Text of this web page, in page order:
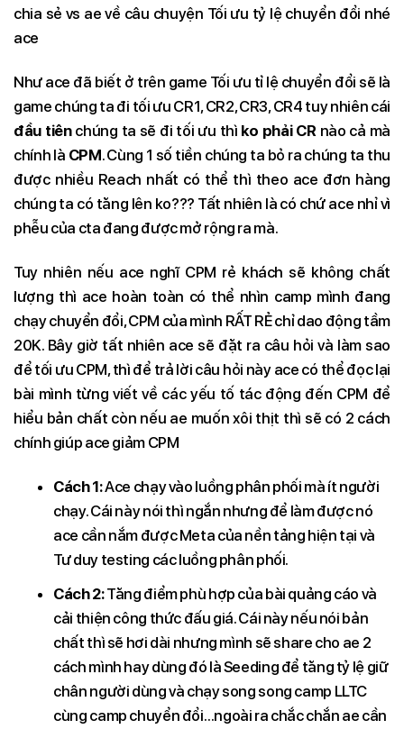
chia sẻ vs ae về câu chuyện Tối ưu tỷ lệ chuyển đổi nhé
ace
Như ace đã biết ở trên game Tối ưu tỉ lệ chuyển đổi sẽ là
game chúng ta đi tối ưu CR1, CR2, CR3, CR4 tuy nhiên cái
đầu tiênchúng ta sẽ đi tối ưu thì ko phải CRnào cả mà
chính là CPM. Cùng 1 số tiền chúng ta bỏ ra chúng ta thu
được nhiều Reach nhất có thể thì theo ace đơn hàng
chúng ta có tăng lên ko??? Tất nhiên là có chứ ace nhỉ vì
phễu của cta đang được mở rộng ra mà.
Tuy nhiên nếu ace nghĩ CPM rẻ khách sẽ không chất
lượng thì ace hoàn toàn có thể nhìn camp mình đang
chạy chuyển đổi, CPM của mình RẤT RẺ chỉ dao động tầm
20K. Bây giờ tất nhiên ace sẽ đặt ra câu hỏi và làm sao
để tối ưu CPM, thì để trả lời câu hỏi này ace có thể đọc lại
bài mình từng viết về các yếu tố tác động đến CPM để
hiểu bản chất còn nếu ae muốn xôi thịt thì sẽ có 2 cách
chính giúp ace giảm CPM
Cách 1:Ace chạy vào luồng phân phối mà ít người
chạy. Cái này nói thì ngắn nhưng để làm được nó
ace cần nắm được Meta của nền tảng hiện tại và
Tư duy testing các luồng phân phối.
Cách 2:Tăng điểm phù hợp của bài quảng cáo và
cải thiện công thức đấu giá. Cái này nếu nói bản
chất thì sẽ hơi dài nhưng mình sẽ share cho ae 2
cách mình hay dùng đó là Seeding để tăng tỷ lệ giữ
chân người dùng và chạy song song camp LLTC
cùng camp chuyển đổi…ngoài ra chắc chắn ae cần